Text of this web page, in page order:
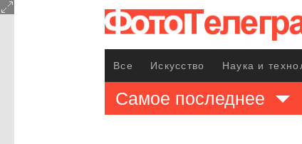
Все Искусство Наука и
Самое последнее